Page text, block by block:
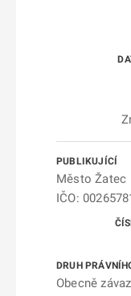
Město Žatec
IČO:
Obecně